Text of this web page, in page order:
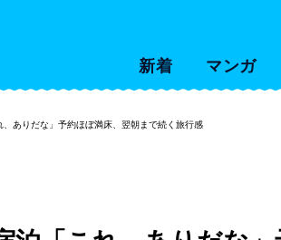
新着 マンガ
、ありだな」予約ほぼ満床、翌朝まで続く旅行感